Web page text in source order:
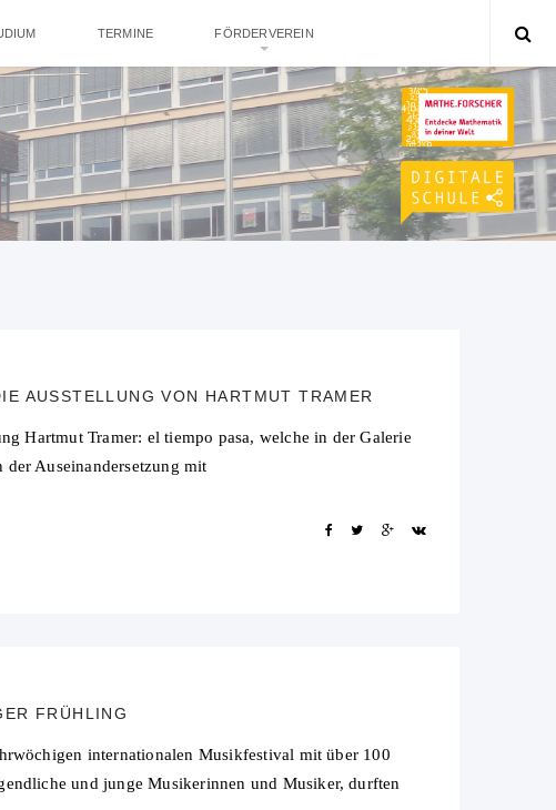
TERMINE FÖRDERVEREIN
AUSSTELLUNG VON HARTMUT TRAMER
Hartmut Tramer: el tiempo pasa, welche in der Galerie
der Auseinandersetzung mit
FRÜHLING
internationalen Musikfestival mit über 100
und junge Musikerinnen und Musiker, durften